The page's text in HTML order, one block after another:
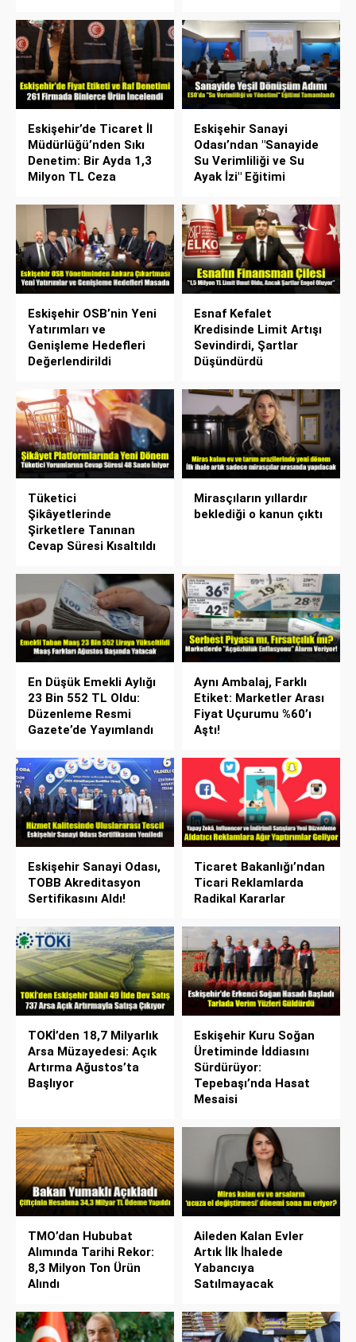
Eskişehir’de Ticaret İl
Müdürlüğü’nden Sıkı
Denetim: Bir Ayda 1,3
Milyon TL Ceza
Eskişehir Sanayi
Odası’ndan "Sanayide
Su Verimliliği ve Su
Ayak İzi" Eğitimi
Eskişehir OSB’nin Yeni
Yatırımları ve
Genişleme Hedefleri
Değerlendirildi
Esnaf Kefalet
Kredisinde Limit Artışı
Sevindirdi, Şartlar
Düşündürdü
Tüketici
Şikâyetlerinde
Şirketlere Tanınan
Cevap Süresi Kısaltıldı
Mirasçıların yıllardır
beklediği o kanun çıktı
En Düşük Emekli Aylığı
23 Bin 552 TL Oldu:
Düzenleme Resmi
Gazete’de Yayımlandı
Aynı Ambalaj, Farklı
Etiket: Marketler Arası
Fiyat Uçurumu %60’ı
Aştı!
Eskişehir Sanayi Odası,
TOBB Akreditasyon
Sertifikasını Aldı!
Ticaret Bakanlığı’ndan
Ticari Reklamlarda
Radikal Kararlar
TOKİ’den 18,7 Milyarlık
Arsa Müzayedesi: Açık
Artırma Ağustos’ta
Başlıyor
Eskişehir Kuru Soğan
Üretiminde İddiasını
Sürdürüyor:
Tepebaşı’nda Hasat
Mesaisi
TMO’dan Hububat
Alımında Tarihi Rekor:
8,3 Milyon Ton Ürün
Alındı
Aileden Kalan Evler
Artık İlk İhalede
Yabancıya
Satılmayacak